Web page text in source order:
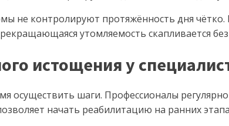
не контролируют протяжённость дня
утомляемость скапливается без
истощения у
осуществить шаги. Профессионалы
начать реабилитацию на ранних